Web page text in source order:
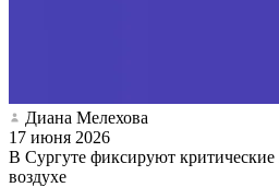
Диана Мелехова
17 июня 2026
В Сургуте фиксируют
воздухе